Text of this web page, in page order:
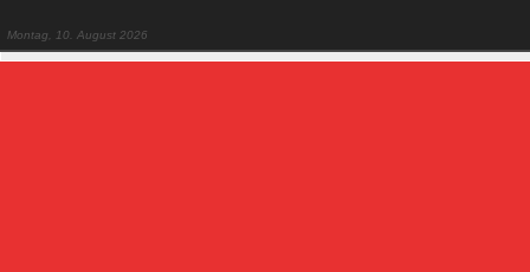
Montag, 10. August 2026